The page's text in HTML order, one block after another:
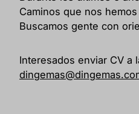
Caminos que nos
Buscamos gente con
Interesados enviar CV a